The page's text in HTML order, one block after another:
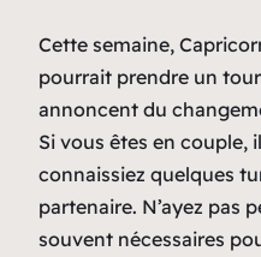
Cette semaine,
pourrait prendre un
annoncent du
Si vous êtes en couple,
connaissiez quelques
partenaire. N’ayez pas
souvent nécessaires